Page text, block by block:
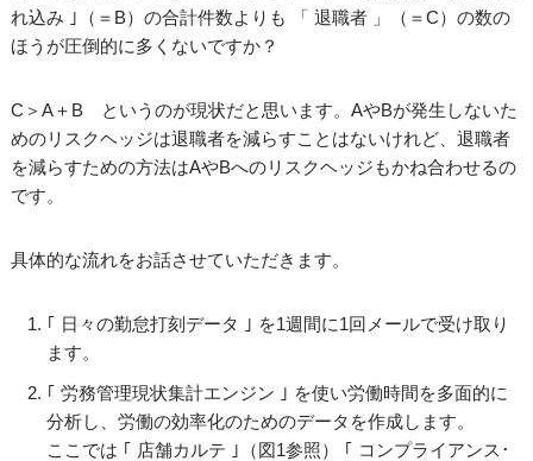
れ込み ｣（＝B）の合計件数よりも 「 退職者 」（＝C）の数の
ほうが圧倒的に多くないですか？
C＞A＋B というのが現状だと思います。AやBが発生しないた
めのリスクヘッジは退職者を減らすことはないけれど、退職者
を減らすための方法はAやBへのリスクヘッジもかね合わせるの
です。
具体的な流れをお話させていただきます。
｢ 日々の勤怠打刻データ ｣ を1週間に1回メールで受け取り
ます。
｢ 労務管理現状集計エンジン ｣ を使い労働時間を多面的に
分析し、労働の効率化のためのデータを作成します。
ここでは ｢ 店舗カルテ ｣（図1参照） ｢ コンプライアンス･